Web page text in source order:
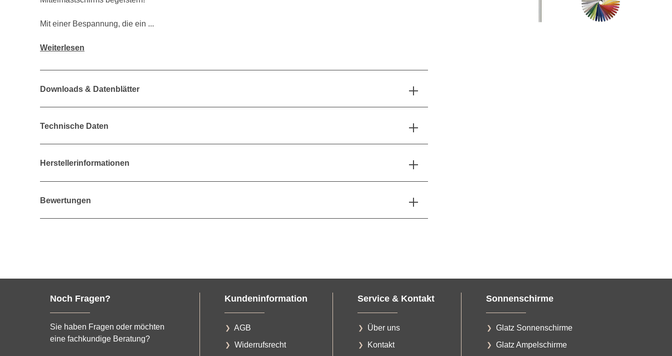
Mit einer Bespannung, die ein ...
Weiterlesen
Downloads & Datenblätter
Technische Daten
Herstellerinformationen
Bewertungen
Noch Fragen?
Sie haben Fragen oder möchten
eine fachkundige Beratung?
Kundeninformation
AGB
Widerrufsrecht
Service & Kontakt
Über uns
Kontakt
Sonnenschirme
Glatz Sonnenschirme
Glatz Ampelschirme